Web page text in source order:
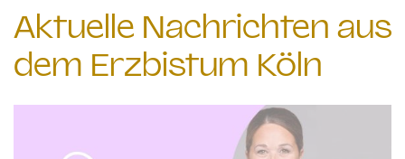
Aktuelle Nachrichten aus
dem Erzbistum Köln